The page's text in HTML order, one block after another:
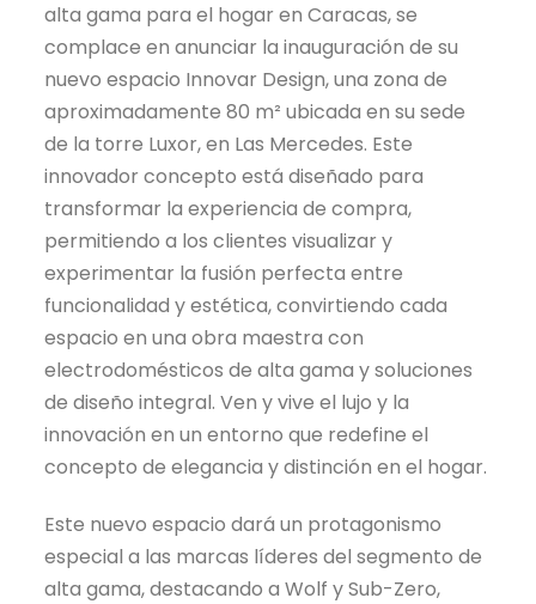
alta gama para el hogar en Caracas, se
complace en anunciar la inauguración de su
nuevo espacio Innovar Design, una zona de
aproximadamente 80 m² ubicada en su sede
de la torre Luxor, en Las Mercedes. Este
innovador concepto está diseñado para
transformar la experiencia de compra,
permitiendo a los clientes visualizar y
experimentar la fusión perfecta entre
funcionalidad y estética, convirtiendo cada
espacio en una obra maestra con
electrodomésticos de alta gama y soluciones
de diseño integral. Ven y vive el lujo y la
innovación en un entorno que redefine el
concepto de elegancia y distinción en el hogar.
Este nuevo espacio dará un protagonismo
especial a las marcas líderes del segmento de
alta gama, destacando a Wolf y Sub-Zero,